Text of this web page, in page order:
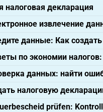
налоговая декларация
menu
извлечение
menu
данные: Как
menu
по экономии
menu
данных: найти
menu
налоговую
menu
prüfen:
menu